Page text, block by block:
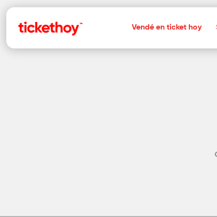
Vendé en ticket hoy